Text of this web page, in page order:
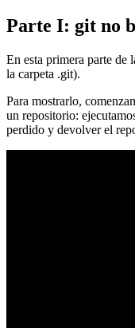
Parte I: git no
En esta primera parte de
la carpeta .git).
Para mostrarlo,
un repositorio:
perdido y devolver el